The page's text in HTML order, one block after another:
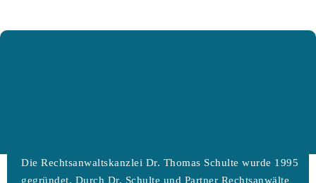
Die Rechtsanwaltskanzlei Dr. Thomas Schulte wurde 1995
gegründet. Durch Dr. Schulte und Partner Rechtsanwälte